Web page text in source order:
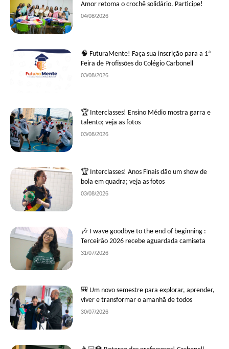
Amor retoma o crochê solidário. Participe!
04/08/2026
🧠 FuturaMente! Faça sua inscrição para a 1ª
Feira de Profissões do Colégio Carbonell
03/08/2026
🏆 Interclasses! Ensino Médio mostra garra e
talento; veja as fotos
03/08/2026
🏆 Interclasses! Anos Finais dão um show de
bola em quadra; veja as fotos
03/08/2026
🎶 I wave goodbye to the end of beginning :
Terceirão 2026 recebe aguardada camiseta
31/07/2026
🎒 Um novo semestre para explorar, aprender,
viver e transformar o amanhã de todos
30/07/2026